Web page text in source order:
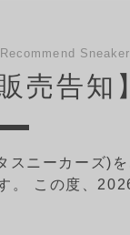
Recommend Sneaker
売告知】
ニーカーズ)を
。 この度、